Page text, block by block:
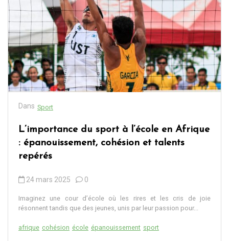
Dans Sport
L’importance du sport à l’école en Afrique
: épanouissement, cohésion et talents
repérés
24 mars 2025 0
Imaginez une cour d’école où les rires et les cris de joie
résonnent tandis que des jeunes, unis par leur passion pour...
afrique cohésion école épanouissement sport